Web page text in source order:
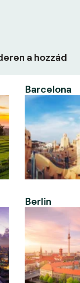
a hozzád
Barcelona
Berlin